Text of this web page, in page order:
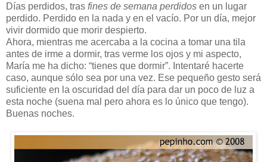
Días perdidos, tras fines de semana perdidos en un lugar
perdido. Perdido en la nada y en el vacío. Por un día, mejor
vivir dormido que morir despierto.
Ahora, mientras me acercaba a la cocina a tomar una tila
antes de irme a dormir, tras verme los ojos y mi aspecto,
María me ha dicho: “tienes que dormir”. Intentaré hacerte
caso, aunque sólo sea por una vez. Ese pequeño gesto será
suficiente en la oscuridad del día para dar un poco de luz a
esta noche (suena mal pero ahora es lo único que tengo).
Buenas noches.